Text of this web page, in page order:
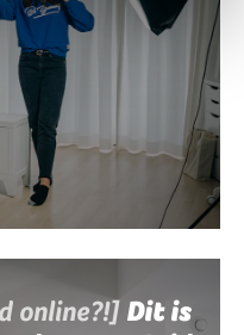
online?!] Dit is